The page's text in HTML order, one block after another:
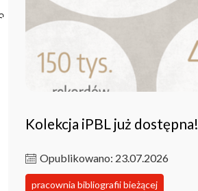
Poczta ibl.waw.pl
Kontakt
Kolekcja iPBL już dostępna!
Opublikowano: 23.07.2026
pracownia bibliografii bieżącej